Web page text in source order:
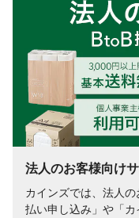
法人のお客様向け
カインズでは、法人
払い申し込み」や「